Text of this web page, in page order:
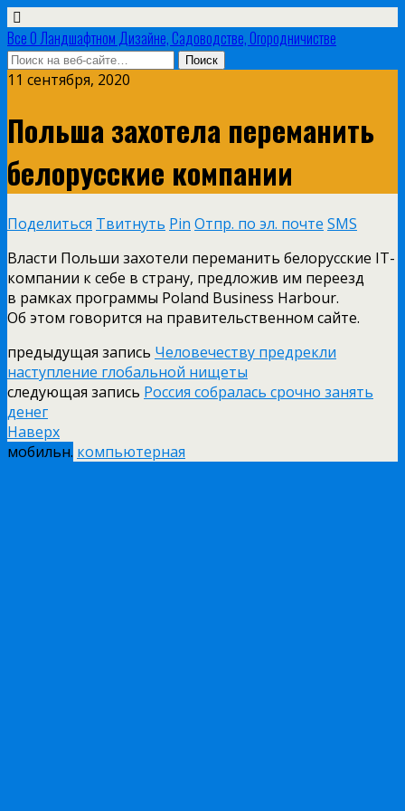
Все О Ландшафтном Дизайне, Садоводстве, Огородничистве
11 сентября, 2020
Польша захотела переманить
белорусские компании
Поделиться Твитнуть Pin Отпр. по эл. почте SMS
Власти Польши захотели переманить белорусские IT-
компании к себе в страну, предложив им переезд
в рамках программы Poland Business Harbour.
Об этом говорится на правительственном сайте.
предыдущая запись Человечеству предрекли
наступление глобальной нищеты
следующая запись Россия собралась срочно занять
денег
Наверх
мобильн. компьютерная